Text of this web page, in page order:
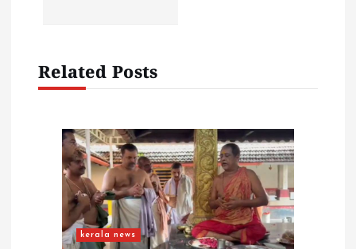
tRelated Posts
kerala news